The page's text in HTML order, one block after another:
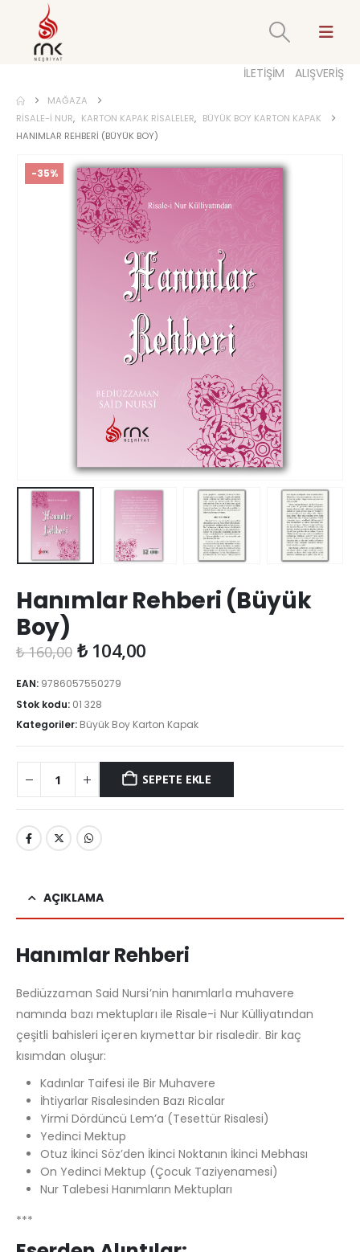
İLETİŞİM ALIŞVERİŞ
MAĞAZA
RISALE-I NUR, KARTON KAPAK RISALELER, BÜYÜK BOY KARTON KAPAK
HANIMLAR REHBERI (BÜYÜK BOY)
-35%
Hanımlar Rehberi (Büyük
Boy)
₺160,00 Orijinal
₺ 160,00.
₺104,00
EAN: 9786057550279
Stok kodu: 01 328
Kategoriler: Büyük Boy Karton Kapak
SEPETE EKLE
AÇIKLAMA
Hanımlar Rehberi
Bediüzzaman Said Nursi’nin hanımlarla muhavere
namında bazı mektupları ile Risale-i Nur Külliyatından
çeşitli bahisleri içeren kıymettar bir risaledir. Bir kaç
kısımdan oluşur:
Kadınlar Taifesi ile Bir Muhavere
İhtiyarlar Risalesinden Bazı Ricalar
Yirmi Dördüncü Lem’a (Tesettür Risalesi)
Yedinci Mektup
Otuz İkinci Söz’den İkinci Noktanın İkinci Mebhası
On Yedinci Mektup (Çocuk Taziyenamesi)
Nur Talebesi Hanımların Mektupları
***